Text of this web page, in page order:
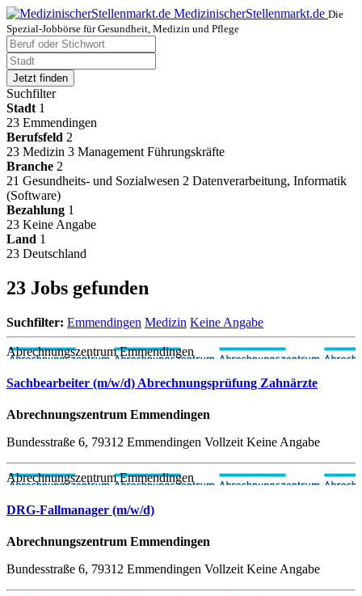
MedizinischerStellenmarkt.de Die
Spezial-Jobbörse für Gesundheit, Medizin und Pflege
Jetzt finden
Suchfilter
Stadt 1
23 Emmendingen
Berufsfeld 2
23 Medizin 3 Management Führungskräfte
Branche 2
21 Gesundheits- und Sozialwesen 2 Datenverarbeitung, Informatik
(Software)
Bezahlung 1
23 Keine Angabe
Land 1
23 Deutschland
23 Jobs gefunden
Suchfilter: Emmendingen Medizin Keine Angabe
Abrechnungszentrum Emmendingen
Sachbearbeiter (m/w/d) Abrechnungsprüfung Zahnärzte
Abrechnungszentrum Emmendingen
Bundesstraße 6, 79312 Emmendingen Vollzeit Keine Angabe
Abrechnungszentrum Emmendingen
DRG-Fallmanager (m/w/d)
Abrechnungszentrum Emmendingen
Bundesstraße 6, 79312 Emmendingen Vollzeit Keine Angabe